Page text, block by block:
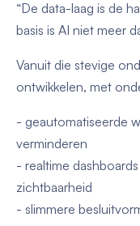
“De data-laag is de
basis is AI niet meer
Vanuit die stevige
ontwikkelen, met
- geautomatiseerde
verminderen
- realtime
zichtbaarheid
- slimmere